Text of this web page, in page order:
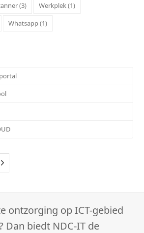
(3) Werkplek(1)
Whatsapp(1)
ontzorging op ICT-gebied
Dan biedt NDC-IT de